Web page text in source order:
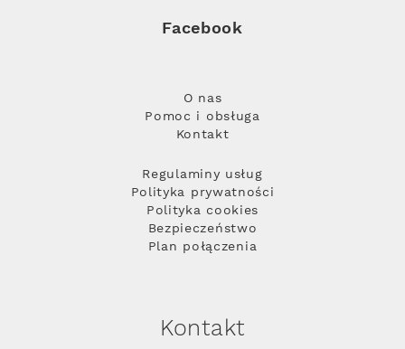
Facebook
O nas
Pomoc i obsługa
Kontakt
Regulaminy usług
Polityka prywatności
Polityka cookies
Bezpieczeństwo
Plan połączenia
Kontakt